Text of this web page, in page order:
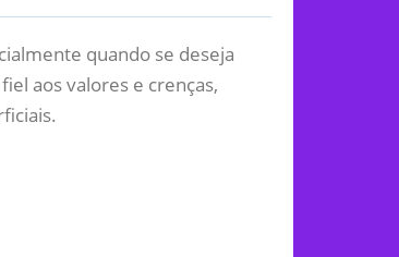
quando se deseja
aos valores e crenças,